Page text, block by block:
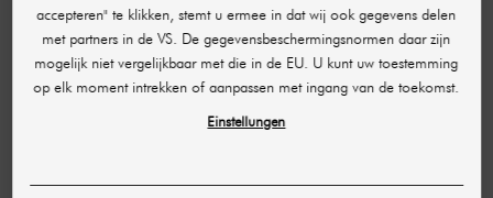
accepteren" te klikken, stemt u ermee in dat wij ook gegevens delen
met partners in de VS. De gegevensbeschermingsnormen daar zijn
mogelijk niet vergelijkbaar met die in de EU. U kunt uw toestemming
op elk moment intrekken of aanpassen met ingang van de toekomst.
Einstellungen